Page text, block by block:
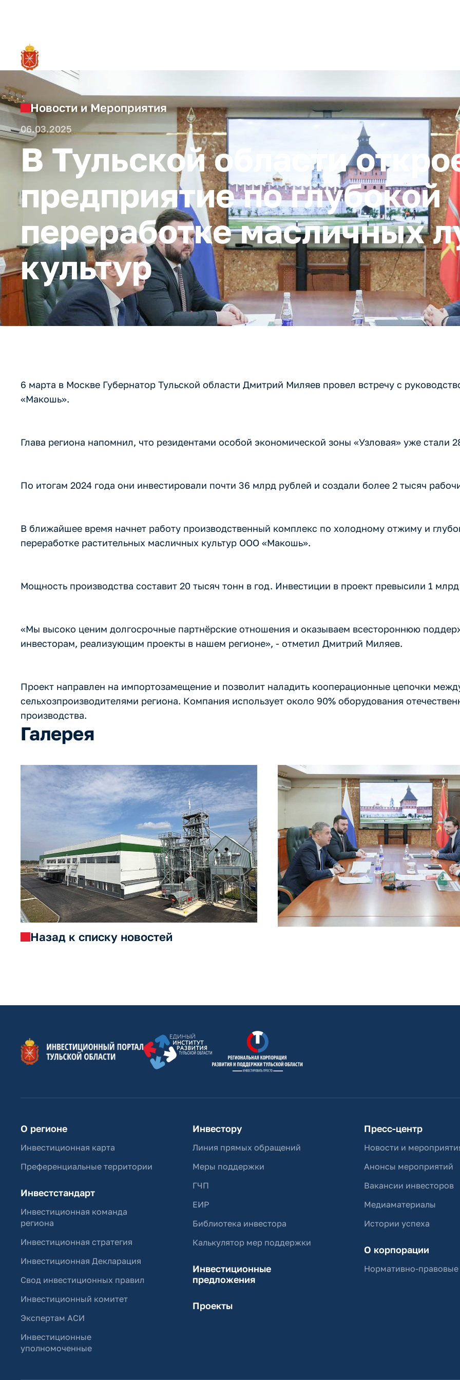
Новости и Мероприятия
06.03.2025
В Тульской области
предприятие по глубокой
переработке масличных
культур
6 марта в Москве Губернатор Тульской области Дмитрий Миляев провел встречу с
«Макошь».
Глава региона напомнил, что резидентами особой экономической зоны «Узловая» уже стали
По итогам 2024 года они инвестировали почти 36 млрд рублей и создали более 2 тысяч
В ближайшее время начнет работу производственный комплекс по холодному отжиму и
переработке растительных масличных культур ООО «Макошь».
Мощность производства составит 20 тысяч тонн в год. Инвестиции в проект превысили 1
«Мы высоко ценим долгосрочные партнёрские отношения и оказываем всестороннюю
инвесторам, реализующим проекты в нашем регионе», - отметил Дмитрий Миляев.
Проект направлен на импортозамещение и позволит наладить кооперационные цепочки
сельхозпроизводителями региона. Компания использует около 90% оборудования
производства.
Галерея
Назад к списку новостей
О регионе
Инвестиционная карта
Преференциальные территории
Инвестстандарт
Инвестиционная команда
региона
Инвестиционная стратегия
Инвестиционная Декларация
Свод инвестиционных правил
Инвестиционный комитет
Экспертам АСИ
Инвестиционные
уполномоченные
Инвестору
Линия прямых обращений
Меры поддержки
ГЧП
ЕИР
Библиотека инвестора
Калькулятор мер поддержки
Инвестиционные
предложения
Проекты
Пресс-центр
Новости и
Анонсы мероприятий
Вакансии инвесторов
Медиаматериалы
Истории успеха
О корпорации
Нормативно-правовые